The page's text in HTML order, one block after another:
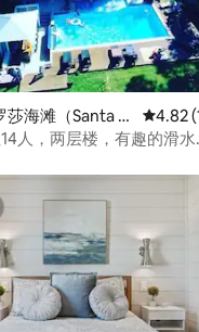
分），共 15 条评价
莎海滩（Santa R
平均评
4.82
人，两层楼，有趣的滑水